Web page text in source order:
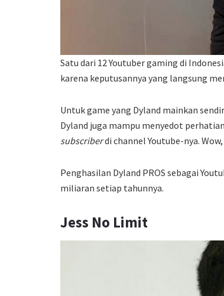
Satu dari 12 Youtuber gaming di
karena keputusannya yang langsung
Untuk game yang Dyland mainkan
Dyland juga mampu menyedot
subscriberdi channel Youtube-nya.
Penghasilan Dyland PROS sebagai
miliaran setiap tahunnya.
Jess No Limit